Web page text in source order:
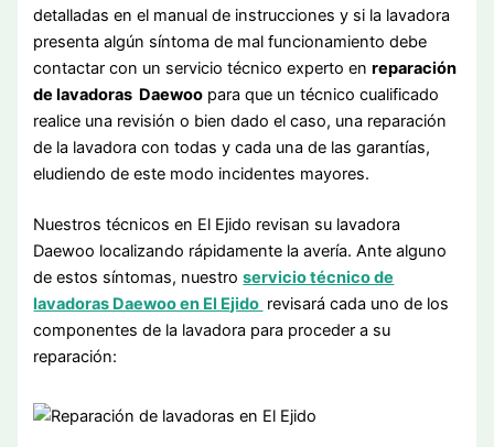
detalladas en el manual de instrucciones y si la lavadora
presenta algún síntoma de mal funcionamiento debe
contactar con un servicio técnico experto enreparación
de lavadoras Daewoo para que un técnico cualificado
realice una revisión o bien dado el caso, una reparación
de la lavadora con todas y cada una de las garantías,
eludiendo de este modo incidentes mayores.
Nuestros técnicos en El Ejido revisan su lavadora
Daewoo localizando rápidamente la avería. Ante alguno
de estos síntomas, nuestroservicio técnico de
lavadoras Daewoo en El Ejido revisará cada uno de los
componentes de la lavadora para proceder a su
reparación: